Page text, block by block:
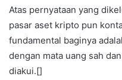
Atas pernyataan yang
pasar aset kripto pun
fundamental baginya
dengan mata uang sah
diakui.[]